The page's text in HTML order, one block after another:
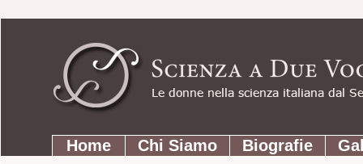
contenuti.
Strumenti
personali
SezioniHome Chi Siamo Biografie